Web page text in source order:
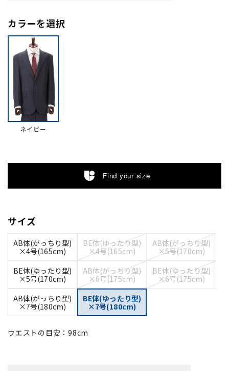
カラーを選択
ネイビー
Find your size
サイズ
AB体(がっちり型)
×4号(165cm)
BE体(ゆったり型)
×4号(165cm)
AB体(がっちり型)
×5号(170cm)
BE体(ゆったり型)
×5号(170cm)
AB体(がっちり型)
×6号(175cm)
BE体(ゆったり型)
×6号(175cm)
AB体(がっちり型)
×7号(180cm)
BE体(ゆったり型)
×7号(180cm)
ウエストの目安：98cm